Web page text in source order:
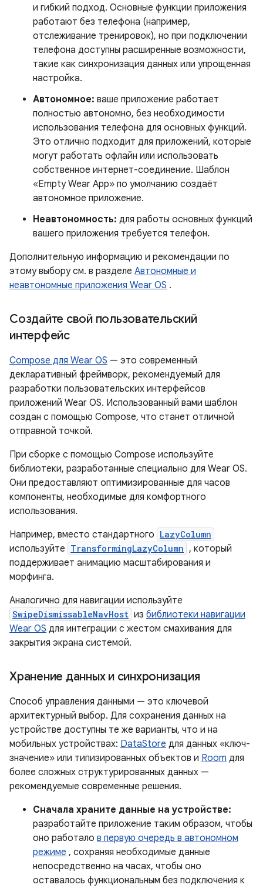
и гибкий подход. Основные функции приложения
работают без телефона (например,
отслеживание тренировок), но при подключении
телефона доступны расширенные возможности,
такие как синхронизация данных или упрощенная
настройка.
Автономное: ваше приложение работает
полностью автономно, без необходимости
использования телефона для основных функций.
Это отлично подходит для приложений, которые
могут работать офлайн или использовать
собственное интернет-соединение. Шаблон
«Empty Wear App» по умолчанию создаёт
автономное приложение.
Неавтономность: для работы основных функций
вашего приложения требуется телефон.
Дополнительную информацию и рекомендации по
этому выбору см. в разделе Автономные и
неавтономные приложения Wear OS .
Создайте свой пользовательский
интерфейс
Compose для Wear OS — это современный
декларативный фреймворк, рекомендуемый для
разработки пользовательских интерфейсов
приложений Wear OS. Использованный вами шаблон
создан с помощью Compose, что станет отличной
отправной точкой.
При сборке с помощью Compose используйте
библиотеки, разработанные специально для Wear OS.
Они предоставляют оптимизированные для часов
компоненты, необходимые для комфортного
использования.
Например, вместо стандартного LazyColumn
используйте TransformingLazyColumn , который
поддерживает анимацию масштабирования и
морфинга.
Аналогично для навигации используйте
SwipeDismissableNavHost из библиотеки навигации
Wear OS для интеграции с жестом смахивания для
закрытия экрана системой.
Хранение данных и синхронизация
Способ управления данными — это ключевой
архитектурный выбор. Для сохранения данных на
устройстве доступны те же варианты, что и на
мобильных устройствах: DataStore для данных «ключ-
значение» или типизированных объектов и Room для
более сложных структурированных данных —
рекомендуемые современные решения.
Сначала храните данные на устройстве:
разработайте приложение таким образом, чтобы
оно работало в первую очередь в автономном
режиме , сохраняя необходимые данные
непосредственно на часах, чтобы оно
оставалось функциональным без подключения к